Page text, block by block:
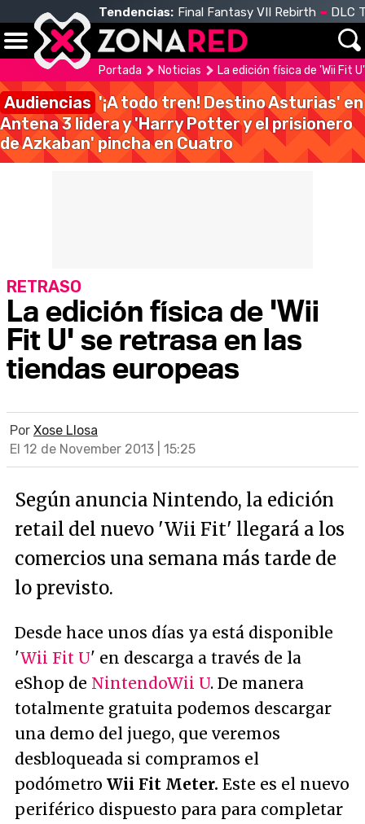
Tendencias: Final Fantasy VII Rebirth DLC
Portada Noticias La edición física de 'Wii Fit
Audiencias '¡A todo tren! Destino Asturias' en
Antena 3 lidera y 'Harry Potter y el prisionero
de Azkaban' pincha en Cuatro
La edición física de 'Wii
Fit U' se retrasa en las
tiendas europeas
RETRASO
Por Xose Llosa
El 12 de November 2013 | 15:25
Según anuncia Nintendo, la edición
retail del nuevo 'Wii Fit' llegará a los
comercios una semana más tarde de
lo previsto.
Desde hace unos días ya está disponible
'Wii Fit U' en descarga a través de la
eShop de NintendoWii U. De manera
totalmente gratuita podemos descargar
una demo del juego, que veremos
desbloqueada si compramos el
podómetro Wii Fit Meter. Este es el nuevo
periférico dispuesto para para completar